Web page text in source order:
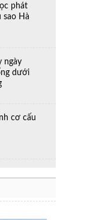
phát
sao Hà
ngày
dưới
cơ cấu